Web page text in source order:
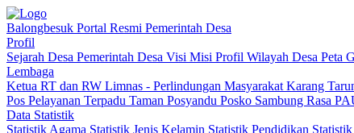
Balongbesuk Portal Resmi Pemerintah Desa
Profil
Sejarah Desa Pemerintah Desa Visi Misi Profil Wilayah Desa Peta
Lembaga
Ketua RT dan RW Limnas - Perlindungan Masyarakat Karang
Pos Pelayanan Terpadu Taman Posyandu Posko Sambung Rasa
Data Statistik
Statistik Agama Statistik Jenis Kelamin Statistik Pendidikan